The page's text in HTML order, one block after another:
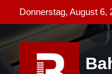
to
content
Donnerstag, August 6,